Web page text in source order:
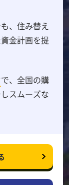
、住み替え
金計画を提
で、全国の購
スムーズな